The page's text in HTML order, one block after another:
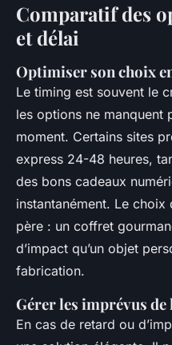
Comparatif des
et délai
Optimiser son choix
Le timing est souvent le
les options ne manquent
moment. Certains sites
express 24-48 heures,
des bons cadeaux
instantanément. Le
père : un coffret
d’impact qu’un objet
fabrication.
Gérer les imprévus
En cas de retard ou